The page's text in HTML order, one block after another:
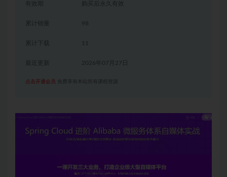
有效期 购买后永久有效
累计销量 98
累计下载 11
2026年07月27日
点击开通会员 免费享有本站所有课程资源